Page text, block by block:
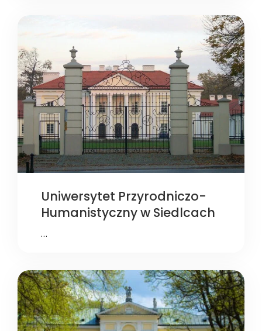
Uniwersytet Przyrodniczo-
Humanistyczny w Siedlcach
…